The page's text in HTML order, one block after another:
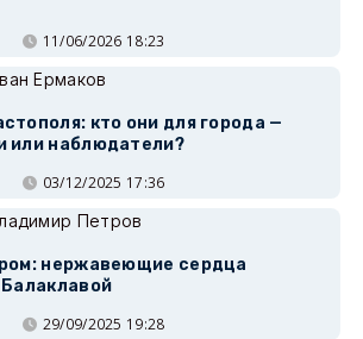
11/06/2026 18:23
Ермаков
кто они для города —
или наблюдатели?
03/12/2025 17:36
Петров
нержавеющие сердца
29/09/2025 19:28